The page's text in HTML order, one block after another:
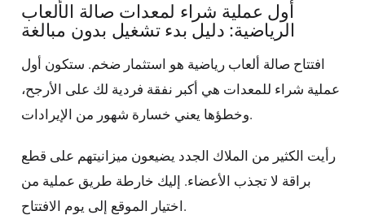
أول عملية شراء لمعدات صالة الألعاب
الرياضية: دليل بدء تشغيل بدون مبالغة
افتتاح صالة ألعاب رياضية هو استثمار ضخم. ستكون أول
عملية شراء للمعدات هي أكبر نفقة فردية لك على الأرجح،
وخطؤها يعني خسارة شهور من الإيرادات.
رأيت الكثير من الملاك الجدد يضيعون ميزانيتهم على قطع
براقة لا تجذب الأعضاء. إليك خارطة طريق عملية من
اختيار الموقع إلى يوم الافتتاح.